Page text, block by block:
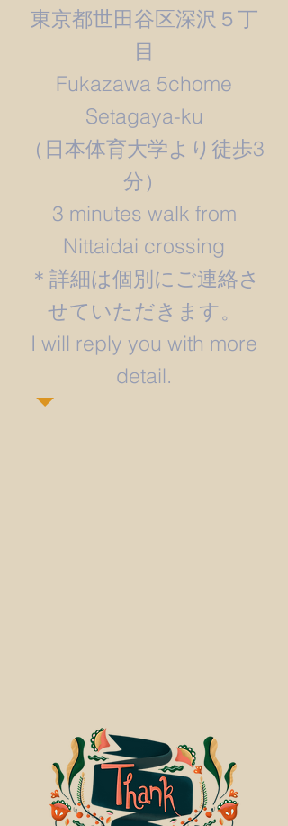
東京都世田谷区深沢５丁
目
Fukazawa 5chome
Setagaya-ku
​（日本体育大学より徒歩3
分）
3 minutes walk from
Nittaidai crossing
＊詳細は個別にご連絡さ
せていただきます。
​I will reply you with more
detail.